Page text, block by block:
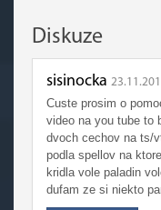
Diskuze
sisinocka
Custe prosim o
video na you tube to
dvoch cechov na ts/
podla spellov na
kridla vole paladin
dufam ze si niekto